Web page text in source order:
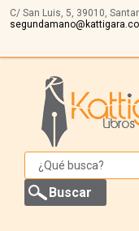
C/ San Luis, 5, 39010,